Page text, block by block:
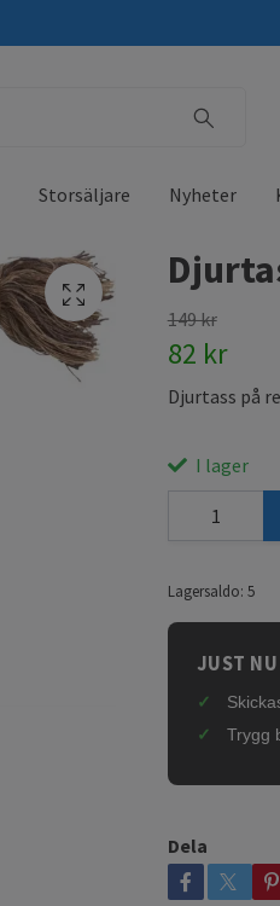
Storsäljare Nyheter
149 kr
82 kr
Djurtass på
I lager
Lagersaldo: 5
JUST
Trygg
Dela